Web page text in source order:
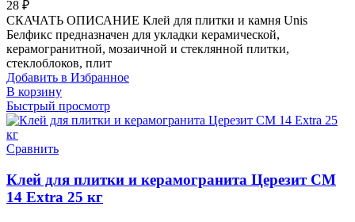
28 ₽
СКАЧАТЬ ОПИСАНИЕ Клей для плитки и камня Unis
Белфикс предназначен для укладки керамической,
керамогранитной, мозаичной и стеклянной плитки,
стеклоблоков, плит
Добавить в Избранное
В корзину
Быстрый просмотр
Сравнить
Клей для плитки и керамогранита Церезит CM
14 Extra 25 кг